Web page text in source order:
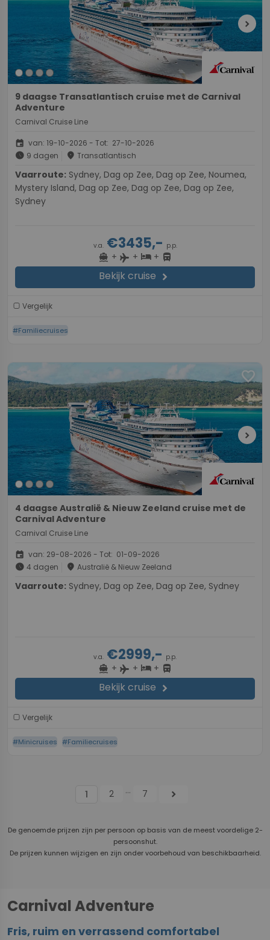
chevron_right
9 daagse Transatlantisch cruise met de Carnival
Adventure
Carnival Cruise Line
event van: 19-10-2026 - Tot: 27-10-2026
schedule 9 dagen place Transatlantisch
Vaarroute:
Mystery Island, Dag op Zee, Dag op Zee, Dag op Zee,
Sydney
v.a.€3435,- p.p.
directions_boat + flight + hotel+ directions_bus
Bekijk cruise chevron_right
Vergelijk
#Familiecruises
favorite
chevron_right
4 daagse Australië & Nieuw Zeeland cruise met de
Carnival Adventure
Carnival Cruise Line
event van: 29-08-2026 - Tot: 01-09-2026
schedule 4 dagen place Australië & Nieuw Zeeland
Vaarroute: Sydney, Dag op Zee, Dag op Zee, Sydney
v.a. €2999,- p.p.
directions_boat + flight + hotel+ directions_bus
Bekijk cruise chevron_right
Vergelijk
#Minicruises #Familiecruises
1 2 ... 7 chevron_right
De genoemde prijzen zijn per persoon op basis van de meest voordelige 2-
persoonshut.
De prijzen kunnen wijzigen en zijn onder voorbehoud van beschikbaarheid.
Carnival Adventure
Fris, ruim en verrassend comfortabel